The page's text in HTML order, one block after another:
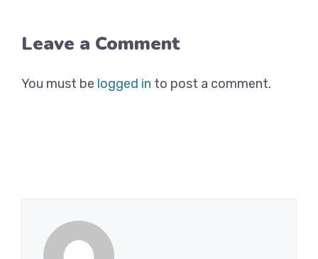
Leave a Comment
You must be logged in to post a comment.